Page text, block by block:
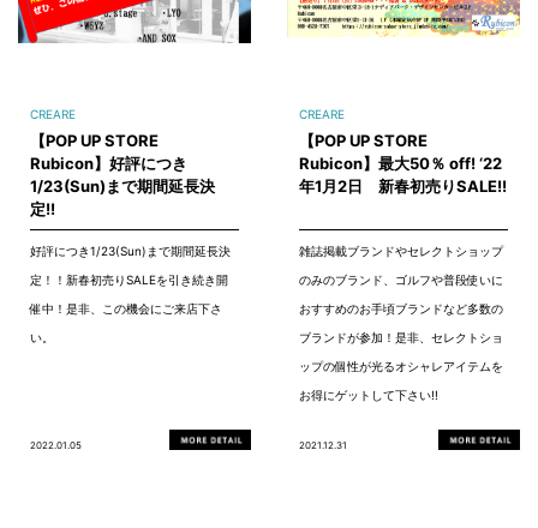
CREARE
【POP UP STORE
Rubicon】好評につき
1/23(Sun)まで期間延長決
定!!
好評につき1/23(Sun)まで期間延長決
定！！新春初売りSALEを引き続き開
催中！是非、この機会にご来店下さ
い。
2022.01.05
CREARE
【POP UP STORE
Rubicon】最大50％ off! ‘22
年1月2日 新春初売りSALE!!
雑誌掲載ブランドやセレクトショップ
のみのブランド、ゴルフや普段使いに
おすすめのお手頃ブランドなど多数の
ブランドが参加！是非、セレクトショ
ップの個性が光るオシャレアイテムを
お得にゲットして下さい!!
2021.12.31